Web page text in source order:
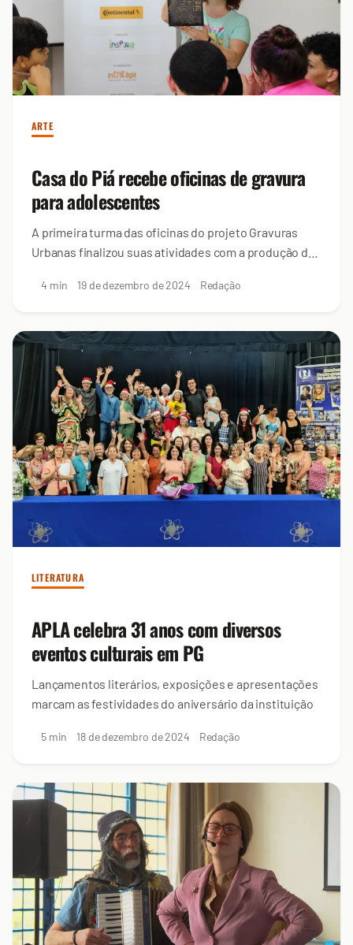
ARTE
Casa do Piá recebe oficinas de gravura
para adolescentes
A primeira turma das oficinas do projeto Gravuras
Urbanas finalizou suas atividades com a produção de
4 min 19 de dezembro de 2024 Redação
LITERATURA
APLA celebra 31 anos com diversos
eventos culturais em PG
Lançamentos literários, exposições e apresentações
marcam as festividades do aniversário da instituição
5 min 18 de dezembro de 2024 Redação